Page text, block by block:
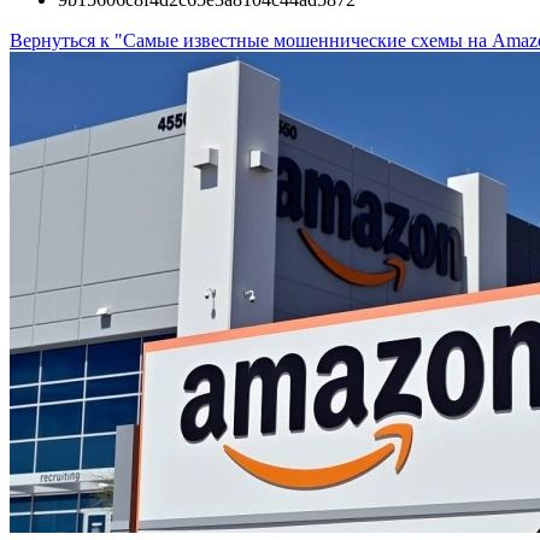
Вернуться к "Самые известные мошеннические схемы на